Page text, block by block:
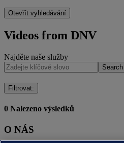
Otevřít vyhledávání
Videos from DNV
Najděte naše služby
Search
Filtrovat:
0 Nalezeno výsledků
O NÁS